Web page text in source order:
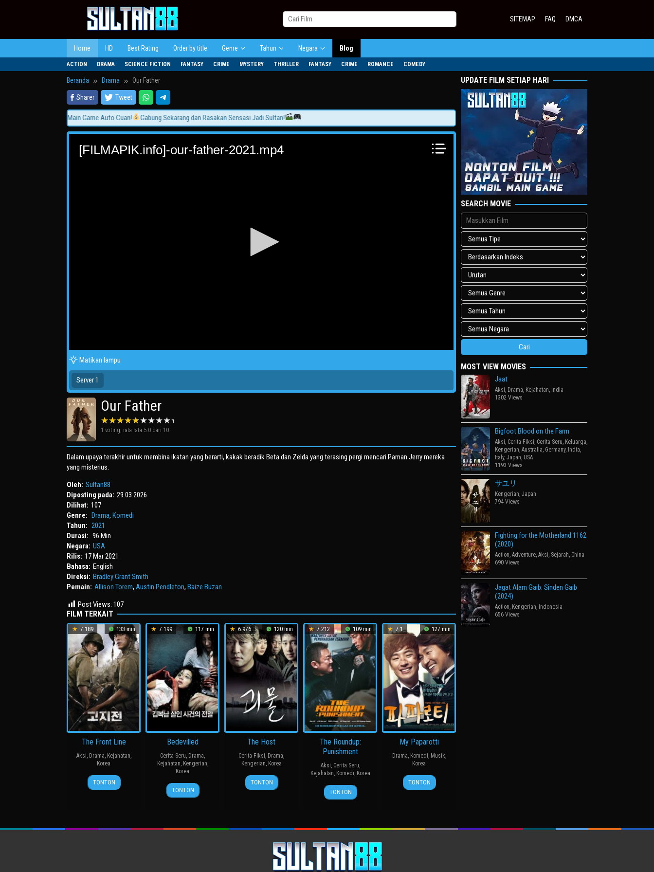
SITEMAP FAQ DMCA
Home HD Best Rating Order by title Genre Tahun Negara Blog
ACTION DRAMA SCIENCE FICTION FANTASY CRIME MYSTERY THRILLER FANTASY CRIME ROMANCE COMEDY
Beranda Drama Our Father
Sharer Tweet
Tanpa Iklan & Main Game Auto Cuan! Gabung Sekarang dan Rasakan Sensasi Jadi Sultan!
Matikan lampu
Server 1
Our Father
1 voting, rata-rata 5.0 dari 10
Dalam upaya terakhir untuk membina ikatan yang berarti, kakak beradik Beta dan Zelda yang terasing pergi mencari Paman Jerry mereka
yang misterius.
Oleh: Sultan88
Diposting pada: 29.03.2026
Dilihat: 107
Genre: Drama, Komedi
Tahun: 2021
Durasi: 96 Min
Negara: USA
Rilis: 17 Mar 2021
Bahasa: English
Direksi: Bradley Grant Smith
Pemain: Allison Torem, Austin Pendleton, Baize Buzan
Post Views: 107
FILM TERKAIT
7.189 133 min
The Front Line
Aksi Drama Kejahatan
Korea
20
Jul
장
훈
TONTON
7.199 117 min
Bedevilled
Cerita Seru Drama
Kejahatan Kengerian
Korea
19
Aug
장
철
TONTON
6.976 120 min
The Host
Cerita Fiksi Drama
Kengerian Korea
27
Jul
봉
준
TONTON
7.212 109 min
The Roundup:
Punishment
Aksi Cerita Seru
Kejahatan Komedi Korea
24
Apr
허
명
TONTON
7.1 127 min
My Paparotti
Drama Komedi Musik
Korea
14
Mar
윤
종
TONTON
UPDATE FILM SETIAP HARI
SEARCH MOVIE
MOST VIEW MOVIES
Jaat
Aksi, Drama, Kejahatan, India
1302 Views
Bigfoot Blood on the Farm
Aksi, Cerita Fiksi, Cerita Seru, Keluarga,
Kengerian, Australia, Germany, India,
Italy, Japan, USA
1193 Views
サユリ
Kengerian, Japan
794 Views
Fighting for the Motherland 1162
(2020)
Action, Adventure, Aksi, Sejarah, China
690 Views
Jagat Alam Gaib: Sinden Gaib
(2024)
Action, Kengerian, Indonesia
656 Views